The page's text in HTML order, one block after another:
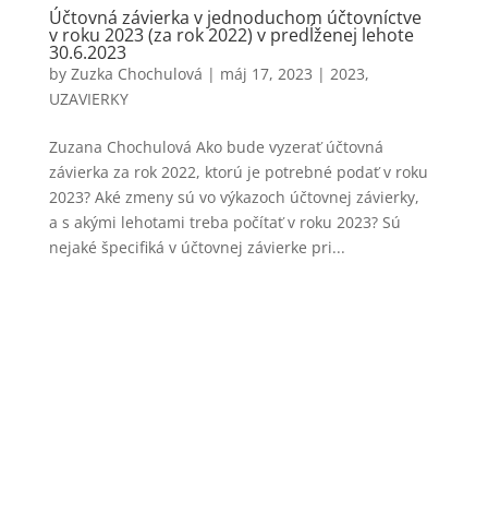
Účtovná závierka v jednoduchom účtovníctve
v roku 2023 (za rok 2022) v predĺženej lehote
30.6.2023
by Zuzka Chochulová | máj 17, 2023 | 2023,
UZAVIERKY
Zuzana Chochulová Ako bude vyzerať účtovná
závierka za rok 2022, ktorú je potrebné podať v roku
2023? Aké zmeny sú vo výkazoch účtovnej závierky,
a s akými lehotami treba počítať v roku 2023? Sú
nejaké špecifiká v účtovnej závierke pri...